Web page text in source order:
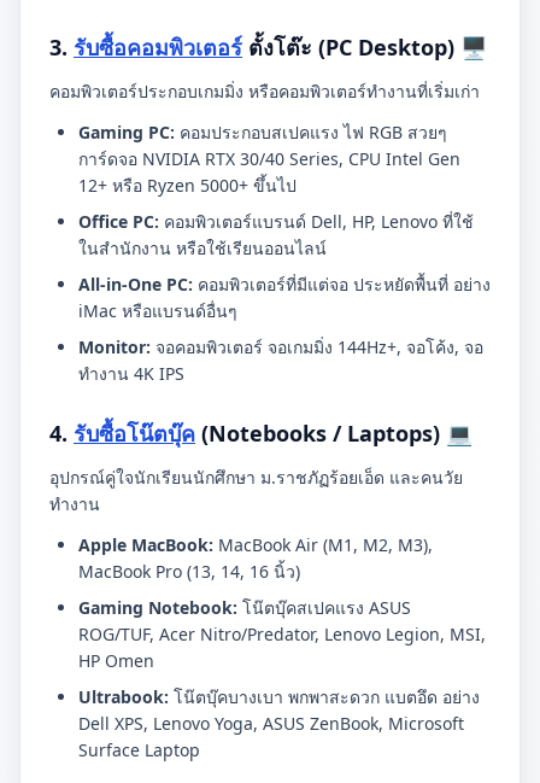
3. รับซื้อคอมพิวเตอร์ ตั้งโต๊ะ (PC Desktop) 🖥️
คอมพิวเตอร์ประกอบเกมมิ่ง หรือคอมพิวเตอร์ทำงานที่เริ่มเก่า
Gaming PC: คอมประกอบสเปคแรง ไฟ RGB สวยๆ
การ์ดจอ NVIDIA RTX 30/40 Series, CPU Intel Gen
12+ หรือ Ryzen 5000+ ขึ้นไป
Office PC: คอมพิวเตอร์แบรนด์ Dell, HP, Lenovo ที่ใช้
ในสำนักงาน หรือใช้เรียนออนไลน์
All-in-One PC: คอมพิวเตอร์ที่มีแต่จอ ประหยัดพื้นที่ อย่าง
iMac หรือแบรนด์อื่นๆ
Monitor: จอคอมพิวเตอร์ จอเกมมิ่ง 144Hz+, จอโค้ง, จอ
ทำงาน 4K IPS
4. รับซื้อโน๊ตบุ๊ค (Notebooks / Laptops) 💻
อุปกรณ์คู่ใจนักเรียนนักศึกษา ม.ราชภัฏร้อยเอ็ด และคนวัย
ทำงาน
Apple MacBook: MacBook Air (M1, M2, M3),
MacBook Pro (13, 14, 16 นิ้ว)
Gaming Notebook: โน๊ตบุ๊คสเปคแรง ASUS
ROG/TUF, Acer Nitro/Predator, Lenovo Legion, MSI,
HP Omen
Ultrabook: โน๊ตบุ๊คบางเบา พกพาสะดวก แบตอึด อย่าง
Dell XPS, Lenovo Yoga, ASUS ZenBook, Microsoft
Surface Laptop